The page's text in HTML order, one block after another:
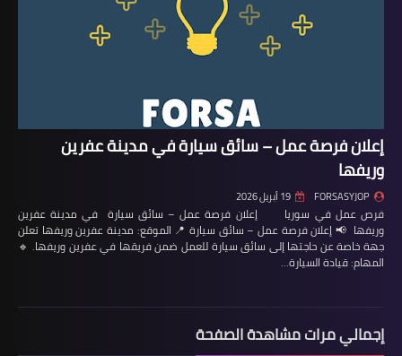
إعلان فرصة عمل – سائق سيارة في مدينة عفرين
وريفها
FORSASYJOP 19 أبريل 2026
فرص عمل في سوريا إعلان فرصة عمل – سائق سيارة في مدينة عفرين
وريفها 📢 إعلان فرصة عمل – سائق سيارة 📍 الموقع: مدينة عفرين وريفها تعلن
جهة خاصة عن حاجتها إلى سائق سيارة للعمل ضمن فريقها في عفرين وريفها. 🔹
المهام: قيادة السيارة…
إجمالي مرات مشاهدة الصفحة